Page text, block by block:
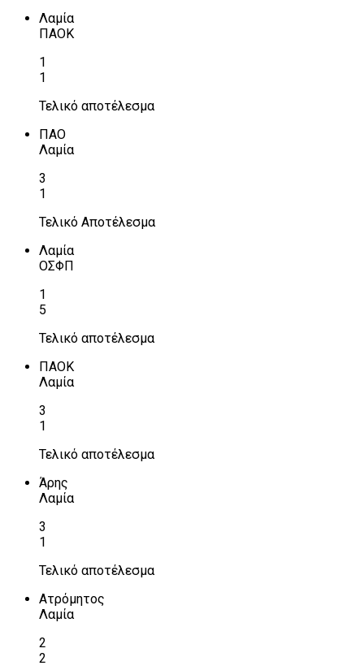
Λαμία
ΠΑΟΚ
1
1
Τελικό αποτέλεσμα
ΠΑΟ
Λαμία
3
1
Τελικό Αποτέλεσμα
Λαμία
ΟΣΦΠ
1
5
Τελικό αποτέλεσμα
ΠΑΟΚ
Λαμία
3
1
Τελικό αποτέλεσμα
Άρης
Λαμία
3
1
Τελικό αποτέλεσμα
Ατρόμητος
Λαμία
2
2